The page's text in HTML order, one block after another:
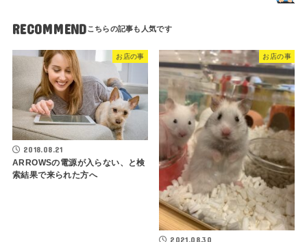
RECOMMEND
お店の事
2018.08.21
ARROWSの電源が入らない、と検
索結果で来られた方へ
お店の事
2021.08.30